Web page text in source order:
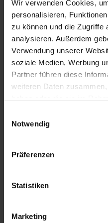
Wir verwenden Cookies,
personalisieren,
zu können und die Zugriffe
analysieren. Außerdem
Verwendung unserer
soziale Medien, Werbung
Partner führen diese
weiteren Daten
Notwendig
Präferenzen
Statistiken
Marketing
Ihre Außenjalousien nutzen
von WAREMAverschafft
Durch dieWindstabilität bis
auch bei höheren
bleiben. Kombinieren Sie
Energiemanagementmit